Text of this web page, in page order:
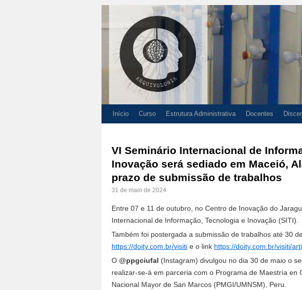
Início Curso Estrutura Administrativa Docentes
VI Seminário Internacional de
Inovação será sediado em Maceió,
prazo de submissão de trabalhos
31 de maio de 2024
Entre 07 e 11 de outubro, no Centro de Inovação do
Internacional de Informação, Tecnologia e Inovação (SITI).
Também foi postergada a submissão de trabalhos até 30
https://doity.com.br/visiti e o link https://doity.com.br/visiti/
O @ppgciufal (Instagram) divulgou no dia 30 de maio o
realizar-se-á em parceria com o Programa de Maestría en
Nacional Mayor de San Marcos (PMGI/UMNSM), Peru.